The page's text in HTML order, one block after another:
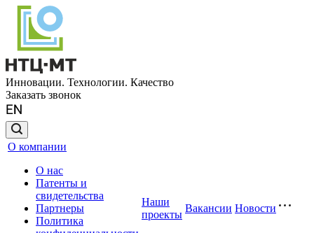
Инновации. Технологии. Качество
Заказать звонок
О компании
О нас
Патенты и
свидетельства
Партнеры
Политика
Наши
проекты
Вакансии Новости